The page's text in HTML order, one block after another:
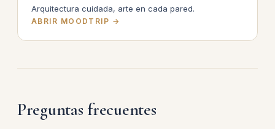
Arquitectura cuidada, arte en cada pared.
ABRIR MOODTRIP →
Preguntas frecuentes